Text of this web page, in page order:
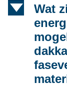
d
Wat